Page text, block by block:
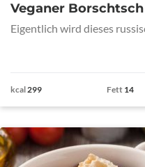
Veganer Borschtsch
Eigentlich wird dieses
kcal299 Fett 14